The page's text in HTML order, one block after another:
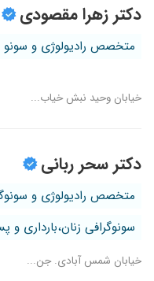
دکتر زهرا مقصودی
متخصص رادیولوژی و سونو
خیابان وحید نبش خیاب...
دکتر سحر ربانی
متخصص رادیولوژی و
سونوگرافی زنان،بارداری و
خیابان شمس آبادی. جن...